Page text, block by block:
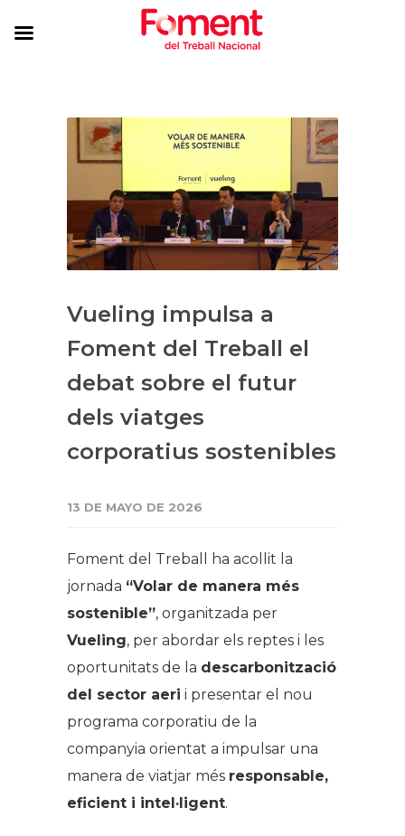
Vueling impulsa a
Foment del Treball el
debat sobre el futur
dels viatges
corporatius sostenibles
13 DE MAYO DE 2026
Foment del Treball ha acollit la
jornada “Volar de manera més
sostenible”, organitzada per
Vueling, per abordar els reptes i les
oportunitats de la descarbonització
del sector aeri i presentar el nou
programa corporatiu de la
companyia orientat a impulsar una
manera de viatjar més responsable,
eficient i intel·ligent.